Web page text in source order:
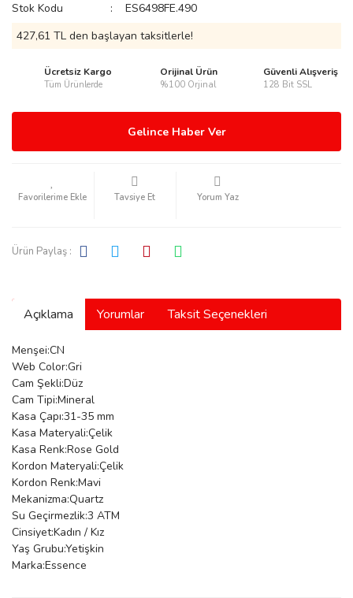
Manoir
Stok Kodu
ES6498FE.490
427,61 TL den başlayan taksitlerle!
Ücretsiz Kargo
Tüm Ürünlerde
Orijinal Ürün
%100 Orjinal
Güvenli Alışveriş
128 Bit SSL
Gelince Haber Ver
Tavsiye Et Yorum Yaz
Ürün Paylaş :
Açıklama Yorumlar Taksit Seçenekleri
Menşei:CN
Web Color:Gri
Cam Şekli:Düz
Cam Tipi:Mineral
Kasa Çapı:31-35 mm
Kasa Materyali:Çelik
Kasa Renk:Rose Gold
Kordon Materyali:Çelik
Kordon Renk:Mavi
Mekanizma:Quartz
Su Geçirmezlik:3 ATM
Cinsiyet:Kadın / Kız
Yaş Grubu:Yetişkin
Marka:Essence